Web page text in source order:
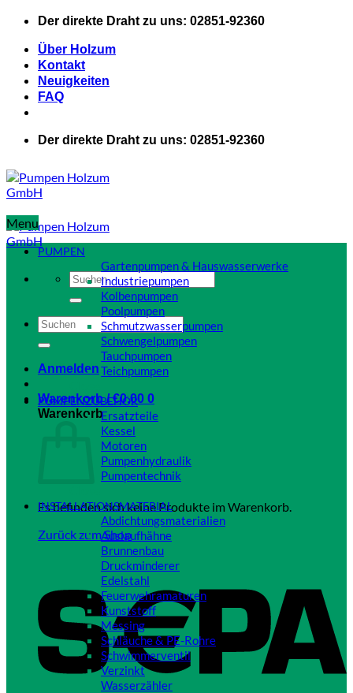
Zum
springen
Der direkte Draht zu uns: 02851-92360
Über Holzum
Kontakt
Neuigkeiten
FAQ
Der direkte Draht zu uns: 02851-92360
Suchen
nach:
Suchen
nach:
Anmelden
Warenkorb /€0,00 0
Warenkorb
Es befinden sich keine Produkte im Warenkorb.
Zurück zum Shop
Menu
PUMPEN
Gartenpumpen & Hauswasserwerke
Industriepumpen
Kolbenpumpen
Poolpumpen
Schmutzwasserpumpen
Schwengelpumpen
Tauchpumpen
Teichpumpen
PUMPENZUBEHÖR
Ersatzteile
Kessel
Motoren
Pumpenhydraulik
Pumpentechnik
INSTALLATIONSMATERIAL
Abdichtungsmaterialien
Auslaufhähne
Brunnenbau
Druckminderer
Edelstahl
Feuerwehramaturen
Kunststoff
Messing
Schläuche & PE-Rohre
Schwimmerventil
Verzinkt
Wasserzähler